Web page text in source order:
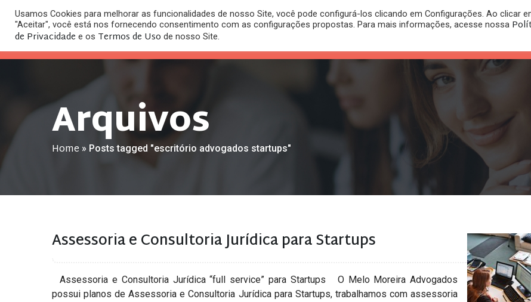
HOME O PLANO REGISTRO DE PUBLICAÇÕES
Arquivos
Home » Posts tagged "escritório advogados startups"
Assessoria e Consultoria Jurídica para Startups
Assessoria e Consultoria Jurídica “full service” para Startups O Melo Moreira Advogados
possui planos de Assessoria e Consultoria Jurídica para Startups, trabalhamos com assessoria
Usamos Cookies para melhorar as funcionalidades de nosso Site, você pode configurá-los clicando em Configurações. Ao clicar
"Aceitar", você está nos fornecendo consentimento com as configurações propostas. Para mais informações, acesse nossa
de Privacidade e os Termos de Uso de nosso Site.